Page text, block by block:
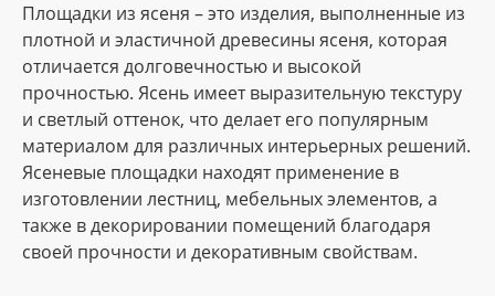
Площадки из ясеня – это изделия, выполненные из
плотной и эластичной древесины ясеня, которая
отличается долговечностью и высокой
прочностью. Ясень имеет выразительную текстуру
и светлый оттенок, что делает его популярным
материалом для различных интерьерных решений.
Ясеневые площадки находят применение в
изготовлении лестниц, мебельных элементов, а
также в декорировании помещений благодаря
своей прочности и декоративным свойствам.